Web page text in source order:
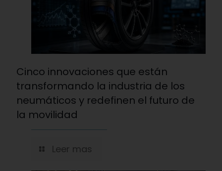
Cinco innovaciones que están
transformando la industria de los
neumáticos y redefinen el futuro de
la movilidad
Leer mas